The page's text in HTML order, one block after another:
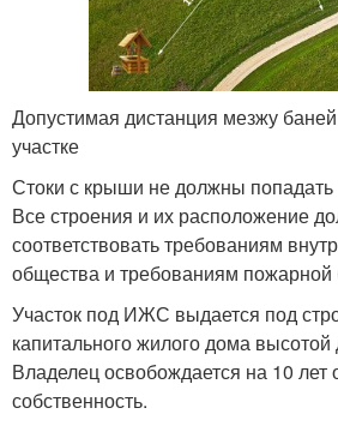
Допустимая дистанция мезжу
участке
Стоки с крыши не должны попадать
Все строения и их расположение
соответствовать требованиям
общества и требованиям пожарной
Участок под ИЖС выдается под
капитального жилого дома высотой
Владелец освобождается на 10 лет
собственность.